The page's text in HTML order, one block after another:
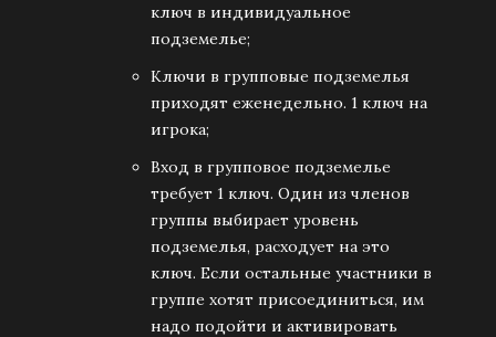
ключ в индивидуальное
подземелье;
Ключи в групповые подземелья
приходят еженедельно. 1 ключ на
игрока;
Вход в групповое подземелье
требует 1 ключ. Один из членов
группы выбирает уровень
подземелья, расходует на это
ключ. Если остальные участники в
группе хотят присоединиться, им
надо подойти и активировать